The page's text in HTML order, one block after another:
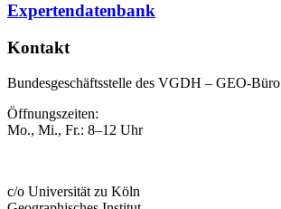
Expertendatenbank
Kontakt
Bundesgeschäftsstelle des VGDH – GEO-Büro
Öffnungszeiten:
Mo., Mi., Fr.: 8–12 Uhr
c/o Universität zu Köln